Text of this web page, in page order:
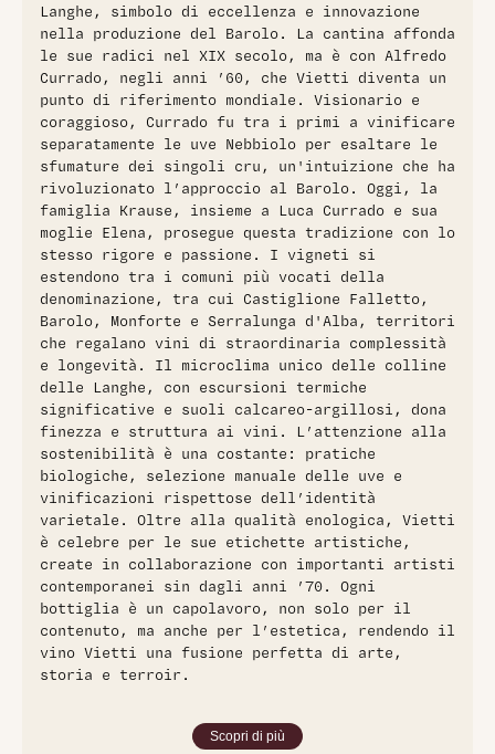
Langhe, simbolo di eccellenza e innovazione
nella produzione del Barolo. La cantina affonda
le sue radici nel XIX secolo, ma è con Alfredo
Currado, negli anni ’60, che Vietti diventa un
punto di riferimento mondiale. Visionario e
coraggioso, Currado fu tra i primi a vinificare
separatamente le uve Nebbiolo per esaltare le
sfumature dei singoli cru, un'intuizione che ha
rivoluzionato l’approccio al Barolo. Oggi, la
famiglia Krause, insieme a Luca Currado e sua
moglie Elena, prosegue questa tradizione con lo
stesso rigore e passione. I vigneti si
estendono tra i comuni più vocati della
denominazione, tra cui Castiglione Falletto,
Barolo, Monforte e Serralunga d'Alba, territori
che regalano vini di straordinaria complessità
e longevità. Il microclima unico delle colline
delle Langhe, con escursioni termiche
significative e suoli calcareo-argillosi, dona
finezza e struttura ai vini. L’attenzione alla
sostenibilità è una costante: pratiche
biologiche, selezione manuale delle uve e
vinificazioni rispettose dell’identità
varietale. Oltre alla qualità enologica, Vietti
è celebre per le sue etichette artistiche,
create in collaborazione con importanti artisti
contemporanei sin dagli anni ’70. Ogni
bottiglia è un capolavoro, non solo per il
contenuto, ma anche per l’estetica, rendendo il
vino Vietti una fusione perfetta di arte,
storia e terroir.
Scopri di più